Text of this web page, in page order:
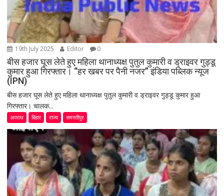
19th July 2025 Editor 0
बीस हजार घूस लेते हुए महिला थानाध्यक्ष पुतुल कुमारी व ड्राइवर गुड्डू
कुमार हुआ गिरफ्तार। “हर खबर पर पैनी नजर” इंडिया पब्लिक न्यूज
(IPN)
बीस हजार घूस लेते हुए महिला थानाध्यक्ष पुतुल कुमारी व ड्राइवर गुड्डू कुमार हुआ
गिरफ्तार। चालक...
अपराध बिहार राज्य समस्तीपुर